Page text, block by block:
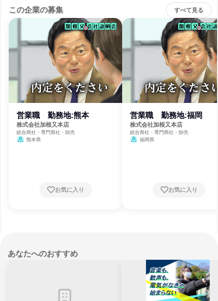
この企業の募集 すべて見る
営業職 勤務地:熊本
株式会社加根又本店
総合商社・専門商社・卸売
熊本県
お気に入り
営業職 勤務地:福岡
株式会社加根又本店
総合商社・専門商社・卸売
福岡県
お気に入り
あなたへのおすすめ